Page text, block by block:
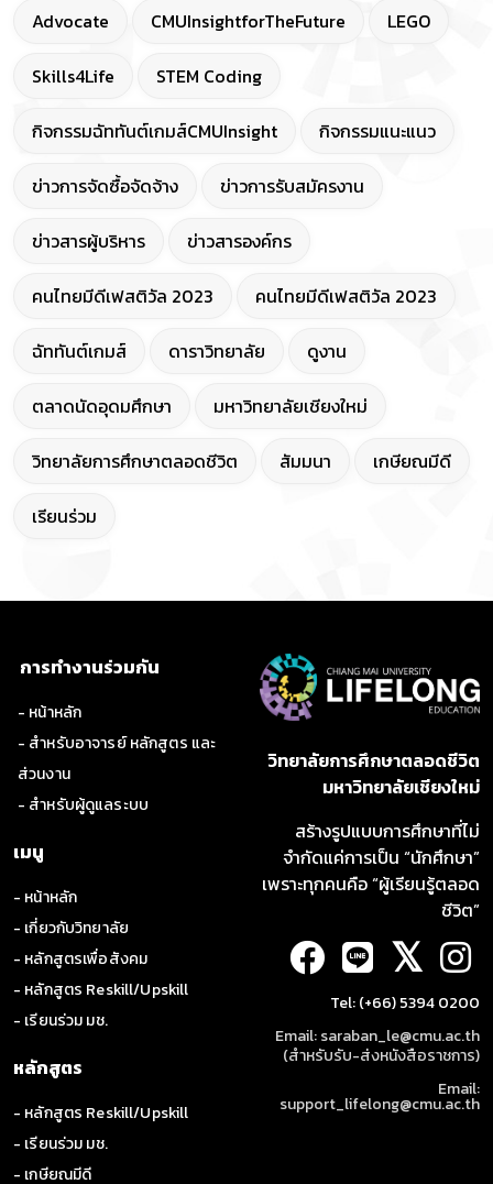
Advocate CMUInsightforTheFuture LEGO
Skills4Life STEM Coding
กิจกรรมฉัททันต์เกมส์CMUInsight กิจกรรมแนะแนว
ข่าวการจัดซื้อจัดจ้าง ข่าวการรับสมัครงาน
ข่าวสารผู้บริหาร ข่าวสารองค์กร
คนไทยมีดีเฟสติวัล 2023 คนไทยมีดีเฟสติวัล 2023
ฉัททันต์เกมส์ ดาราวิทยาลัย ดูงาน
ตลาดนัดอุดมศึกษา มหาวิทยาลัยเชียงใหม่
วิทยาลัยการศึกษาตลอดชีวิต สัมมนา เกษียณมีดี
เรียนร่วม
การทำงานร่วมกัน
- หน้าหลัก
- สำหรับอาจารย์ หลักสูตร และ
ส่วนงาน
- สำหรับผู้ดูแลระบบ
เมนู
- หน้าหลัก
- เกี่ยวกับวิทยาลัย
- หลักสูตรเพื่อสังคม
- หลักสูตร Reskill/Upskill
- เรียนร่วม มช.
หลักสูตร
- หลักสูตร Reskill/Upskill
- เรียนร่วม มช.
- เกษียณมีดี
วิทยาลัยการศึกษาตลอดชีวิต
มหาวิทยาลัยเชียงใหม่
สร้างรูปแบบการศึกษาที่ไม่
จำกัดแค่การเป็น “นักศึกษา”
เพราะทุกคนคือ “ผู้เรียนรู้ตลอด
ชีวิต”
𝕏
Tel: (+66) 5394 0200
Email: saraban_le@cmu.ac.th
(สำหรับรับ-ส่งหนังสือราชการ)
Email:
support_lifelong@cmu.ac.th